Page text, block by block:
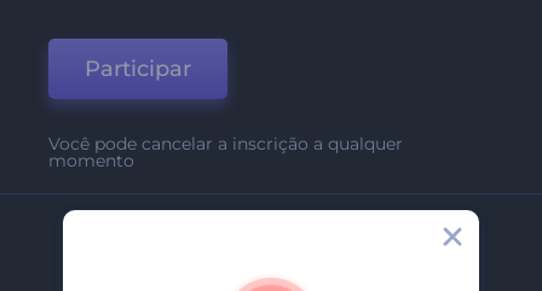
Participar
Você pode cancelar a inscrição a qualquer
momento
Sobre Nós